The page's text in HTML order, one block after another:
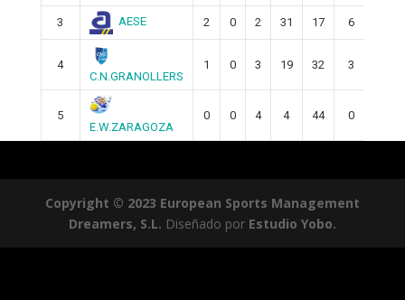
3 AESE 2 0 2 31 17 6
4
C.N.GRANOLLERS
1 0 3 19 32 3
5
E.W.ZARAGOZA
0 0 4 4 44 0
Copyright © 2023 European Sports Management
Dreamers, S.L. Diseñado por Estudio Yobo.